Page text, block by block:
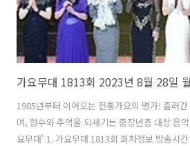
1985년부터 이어오는 전통가요의 명가! 흘러
며, 향수와 추억을 되새기는 중장년층 대상 음
요무대' 1. 가요무대 1813회 회차정보 방송시